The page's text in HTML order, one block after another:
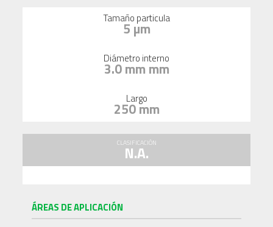
Tamaño particula
5 µm
Diámetro interno
3.0 mm mm
Largo
250 mm
CLASIFICACIÓN
N.A.
ÁREAS DE APLICACIÓN